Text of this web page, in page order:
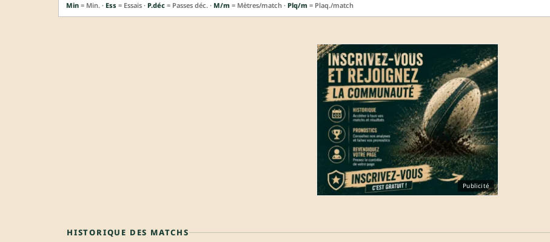
Min = Min. · Ess = Essais · P.déc = Passes déc. · M/m = Mètres/match · Plq/m = Plaq./match
Publicité
HISTORIQUE DES MATCHS